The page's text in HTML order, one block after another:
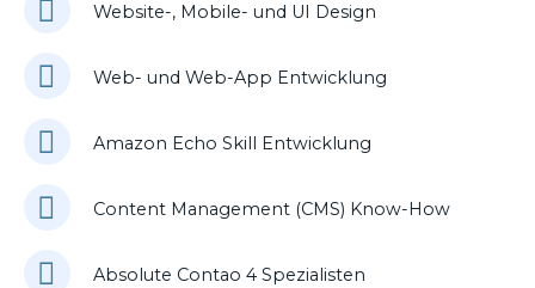
Website-, Mobile- und UI Design
Web- und Web-App Entwicklung
Amazon Echo Skill Entwicklung
Content Management (CMS) Know-How
Absolute Contao 4 Spezialisten